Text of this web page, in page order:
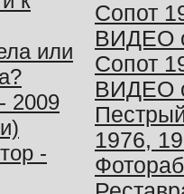
или
2009
-
Сопот
ВИДЕО
Сопот
ВИДЕО
1976,